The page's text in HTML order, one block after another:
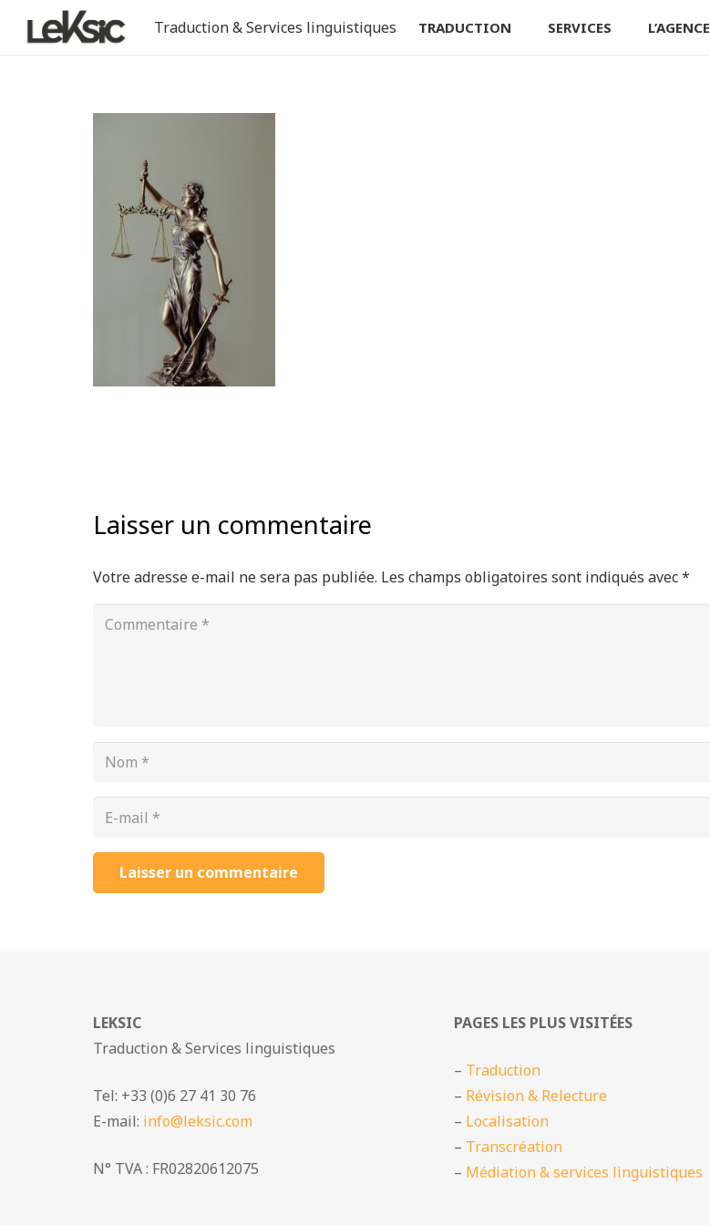
Traduction & Services linguistiques TRADUCTION SERVICES L’AGENCE
Laisser un commentaire
Votre adresse e-mail ne sera pas publiée. Les champs obligatoires sont indiqués avec*
Laisser un commentaire
LEKSIC
Traduction & Services linguistiques
Tel: +33 (0)6 27 41 30 76
E-mail: info@leksic.com
N° TVA : FR02820612075
PAGES LES PLUS VISITÉES
– Traduction
– Révision & Relecture
– Localisation
– Transcréation
– Médiation & services linguistiques